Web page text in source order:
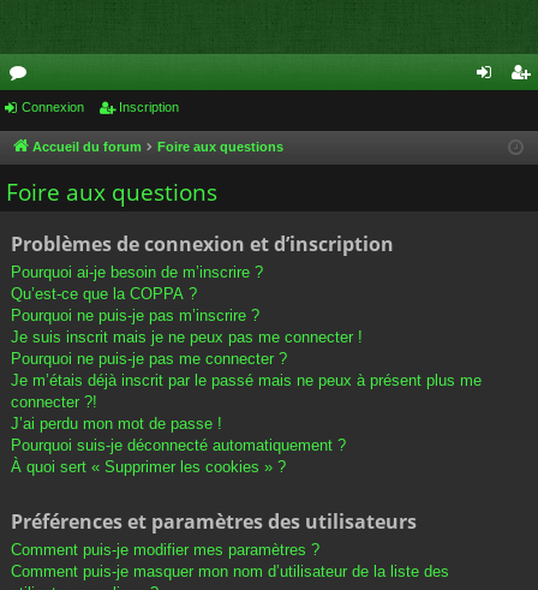
or
u
m
cri
Connexion Inscription
Accueil du forum Foire aux questions
Foire aux questions
Problèmes de connexion et d’inscription
Pourquoi ai-je besoin de m’inscrire ?
Qu’est-ce que la COPPA ?
Pourquoi ne puis-je pas m’inscrire ?
Je suis inscrit mais je ne peux pas me connecter !
Pourquoi ne puis-je pas me connecter ?
Je m’étais déjà inscrit par le passé mais ne peux à présent plus me
connecter ?!
J’ai perdu mon mot de passe !
Pourquoi suis-je déconnecté automatiquement ?
À quoi sert « Supprimer les cookies » ?
Préférences et paramètres des utilisateurs
Comment puis-je modifier mes paramètres ?
Comment puis-je masquer mon nom d’utilisateur de la liste des